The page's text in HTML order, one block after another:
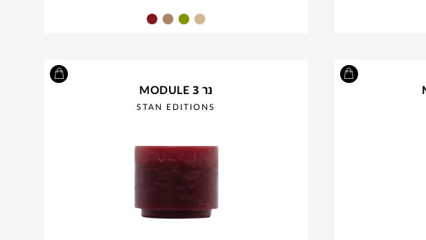
נר MODULE 3
STAN EDITIONS